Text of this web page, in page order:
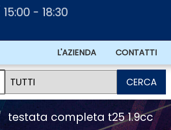
- 18:30
L'AZIENDA CONTATTI
CERCA
testata completa t25 1.9cc